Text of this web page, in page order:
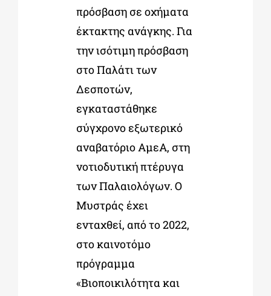
πρόσβαση σε οχήματα
έκτακτης ανάγκης. Για
την ισότιμη πρόσβαση
στο Παλάτι των
Δεσποτών,
εγκαταστάθηκε
σύγχρονο εξωτερικό
αναβατόριο ΑμεΑ, στη
νοτιοδυτική πτέρυγα
των Παλαιολόγων. Ο
Μυστράς έχει
ενταχθεί, από το 2022,
στο καινοτόμο
πρόγραμμα
«Βιοποικιλότητα και